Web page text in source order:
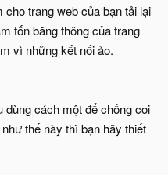
trang web của bạn tải lại
tốn băng thông của trang
vì những kết nối ảo.
cách một để chống coi
thế này thì bạn hãy thiết